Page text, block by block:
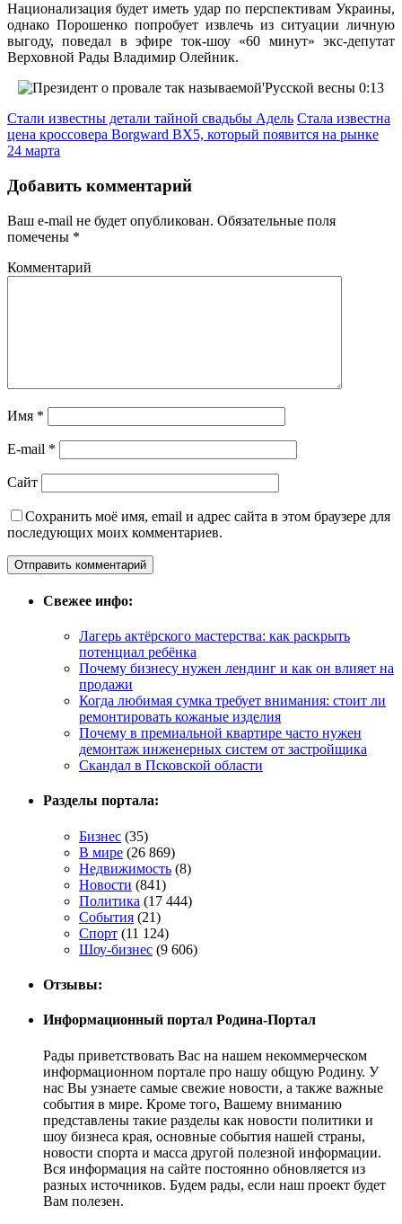
Национализация будет иметь удар по перспективам Украины,
однако Порошенко попробует извлечь из ситуации личную
выгоду, поведал в эфире ток-шоу «60 минут» экс-депутат
Верховной Рады Владимир Олейник.
Стали известны детали тайной свадьбы Адель Стала известна
цена кроссовера Borgward BX5, который появится на рынке
24 марта
Добавить комментарий
Ваш e-mail не будет опубликован. Обязательные поля
помечены *
Комментарий
Имя *
E-mail *
Сайт
Сохранить моё имя, email и адрес сайта в этом браузере для
последующих моих комментариев.
Свежее инфо:
Лагерь актёрского мастерства: как раскрыть
потенциал ребёнка
Почему бизнесу нужен лендинг и как он влияет на
продажи
Когда любимая сумка требует внимания: стоит ли
ремонтировать кожаные изделия
Почему в премиальной квартире часто нужен
демонтаж инженерных систем от застройщика
Скандал в Псковской области
Разделы портала:
Бизнес (35)
В мире (26 869)
Недвижимость (8)
Новости (841)
Политика (17 444)
События (21)
Спорт (11 124)
Шоу-бизнес (9 606)
Отзывы:
Информационный портал Родина-Портал
Рады приветствовать Вас на нашем некоммерческом
информационном портале про нашу общую Родину. У
нас Вы узнаете самые свежие новости, а также важные
события в мире. Кроме того, Вашему вниманию
представлены такие разделы как новости политики и
шоу бизнеса края, основные события нашей страны,
новости спорта и масса другой полезной информации.
Вся информация на сайте постоянно обновляется из
разных источников. Будем рады, если наш проект будет
Вам полезен.